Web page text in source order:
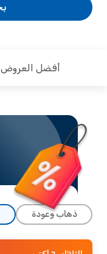
بحث
أفضل العروض
ذهاب وعودة اتجاه